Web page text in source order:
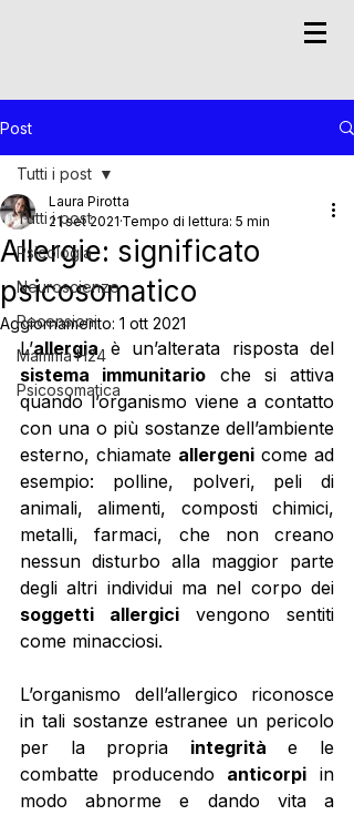
Post
Tutti i post
Psicologia
Neuroscienze
Recensioni
Mamma H24
Psicosomatica
Tutti i post
Allergie: significato
psicosomatico
Laura Pirotta
21 set 2021 Tempo di lettura: 5 min
Aggiornamento: 1 ott 2021
L’allergia
sistema immunitario che si attiva
quando l’organismo viene a contatto
con una o più sostanze dell’ambiente
esterno, chiamate allergeni come ad
esempio: polline, polveri, peli di
animali, alimenti, composti chimici,
metalli, farmaci, che non creano
nessun disturbo alla maggior parte
soggetti allergici vengono sentiti
come minacciosi.
L’organismo dell’allergico riconosce
in tali sostanze estranee un pericolo
per la propria integrità e le
combatte producendo anticorpi in
modo abnorme e dando vita a